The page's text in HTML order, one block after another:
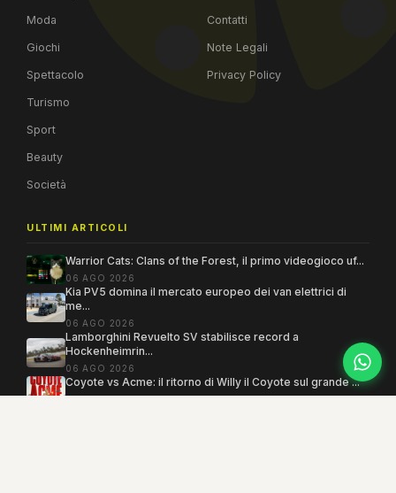
Moda
Giochi
Spettacolo
Turismo
Sport
Beauty
Società
Contatti
Note Legali
Privacy Policy
ULTIMI ARTICOLI
Warrior Cats: Clans of the Forest, il primo videogioco uf...
06 AGO 2026
Kia PV5 domina il mercato europeo dei van elettrici di
me...
06 AGO 2026
Lamborghini Revuelto SV stabilisce record a
Hockenheimrin...
06 AGO 2026
Coyote vs Acme: il ritorno di Willy il Coyote sul grande ...
06 AGO 2026